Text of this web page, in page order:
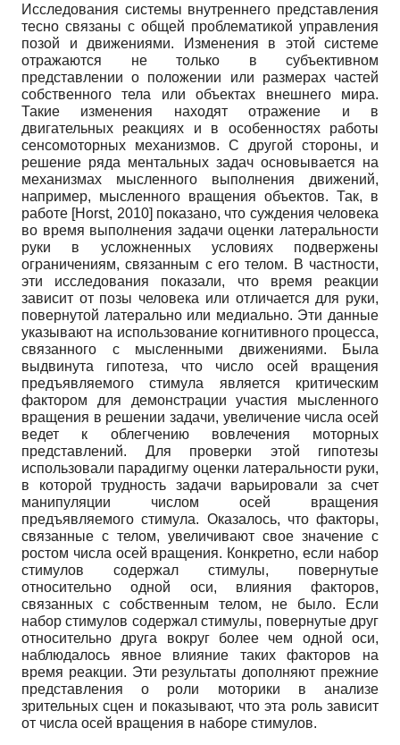
Исследования системы внутреннего представления
тесно связаны с общей проблематикой управления
позой и движениями. Изменения в этой системе
отражаются не только в субъективном
представлении о положении или размерах частей
собственного тела или объектах внешнего мира.
Такие изменения находят отражение и в
двигательных реакциях и в особенностях работы
сенсомоторных механизмов. С другой стороны, и
решение ряда ментальных задач основывается на
механизмах мысленного выполнения движений,
например, мысленного вращения объектов. Так, в
работе [Horst, 2010] показано, что суждения человека
во время выполнения задачи оценки латеральности
руки в усложненных условиях подвержены
ограничениям, связанным с его телом. В частности,
эти исследования показали, что время реакции
зависит от позы человека или отличается для руки,
повернутой латерально или медиально. Эти данные
указывают на использование когнитивного процесса,
связанного с мысленными движениями. Была
выдвинута гипотеза, что число осей вращения
предъявляемого стимула является критическим
фактором для демонстрации участия мысленного
вращения в решении задачи, увеличение числа осей
ведет к облегчению вовлечения моторных
представлений. Для проверки этой гипотезы
использовали парадигму оценки латеральности руки,
в которой трудность задачи варьировали за счет
манипуляции числом осей вращения
предъявляемого стимула. Оказалось, что факторы,
связанные с телом, увеличивают свое значение с
ростом числа осей вращения. Конкретно, если набор
стимулов содержал стимулы, повернутые
относительно одной оси, влияния факторов,
связанных с собственным телом, не было. Если
набор стимулов содержал стимулы, повернутые друг
относительно друга вокруг более чем одной оси,
наблюдалось явное влияние таких факторов на
время реакции. Эти результаты дополняют прежние
представления о роли моторики в анализе
зрительных сцен и показывают, что эта роль зависит
от числа осей вращения в наборе стимулов.